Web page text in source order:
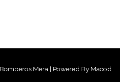
Mera | Powered By Macod